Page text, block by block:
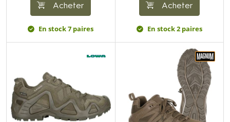
Acheter
En stock 7 paires
Acheter
En stock 2 paires